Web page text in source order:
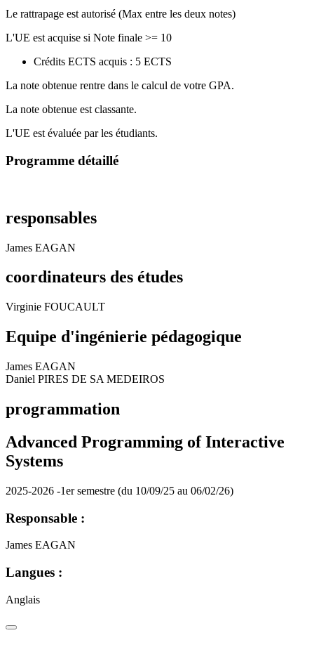
Le rattrapage est autorisé (Max entre les deux notes)
L'UE est acquise si Note finale >= 10
Crédits ECTS acquis : 5 ECTS
La note obtenue rentre dans le calcul de votre GPA.
La note obtenue est classante.
L'UE est évaluée par les étudiants.
Programme détaillé
responsables
James EAGAN
coordinateurs des études
Virginie FOUCAULT
Equipe d'ingénierie pédagogique
James EAGAN
Daniel PIRES DE SA MEDEIROS
programmation
Advanced Programming of Interactive
Systems
2025-2026 -1er semestre (du 10/09/25 au 06/02/26)
Responsable :
James EAGAN
Langues :
Anglais